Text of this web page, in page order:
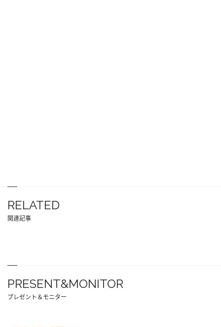
RELATED
関連記事
PRESENT&MONITOR
プレゼント＆モニター